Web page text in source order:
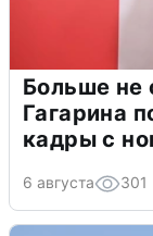
Больше не
Гагарина
кадры с
6 августа 301